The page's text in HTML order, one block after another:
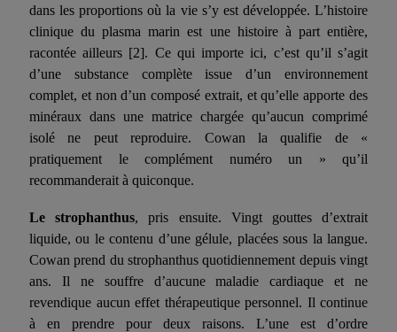
dans les proportions où la vie s’y est développée. L’histoire
clinique du plasma marin est une histoire à part entière,
racontée ailleurs [2]. Ce qui importe ici, c’est qu’il s’agit
d’une substance complète issue d’un environnement
complet, et non d’un composé extrait, et qu’elle apporte des
minéraux dans une matrice chargée qu’aucun comprimé
isolé ne peut reproduire. Cowan la qualifie de «
pratiquement le complément numéro un » qu’il
recommanderait à quiconque.
Le strophanthus, pris ensuite. Vingt gouttes d’extrait
liquide, ou le contenu d’une gélule, placées sous la langue.
Cowan prend du strophanthus quotidiennement depuis vingt
ans. Il ne souffre d’aucune maladie cardiaque et ne
revendique aucun effet thérapeutique personnel. Il continue
à en prendre pour deux raisons. L’une est d’ordre